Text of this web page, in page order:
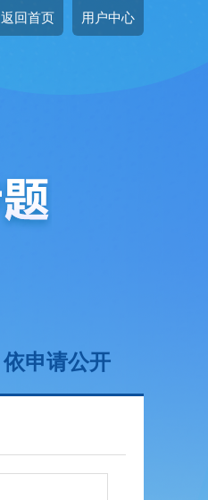
返回首页 用户中心
依申请公开